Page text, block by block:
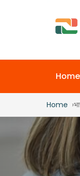
Home
Home